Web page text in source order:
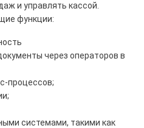
и управлять кассой.
функции:
через операторов в
процессов;
системами, такими как